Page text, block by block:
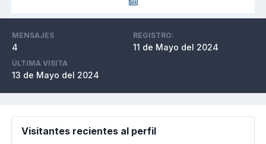
MENSAJES
4
REGISTRO:
11 de Mayo del 2024
ÚLTIMA VISITA
13 de Mayo del 2024
Visitantes recientes al perfil